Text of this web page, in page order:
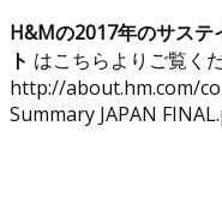
H&Mの2017年のサステ
ト はこちらよりご覧く
http://about.hm.com/
Summary JAPAN